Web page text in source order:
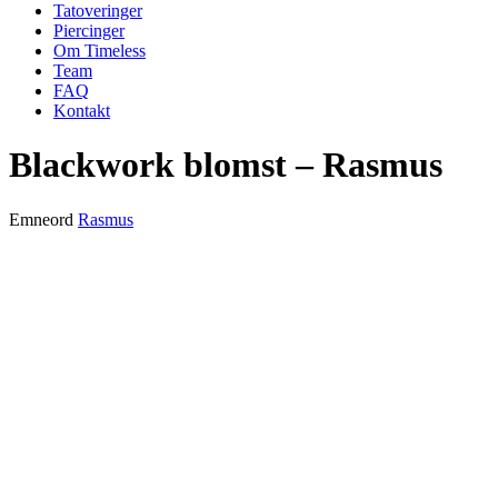
Tatoveringer
Piercinger
Om Timeless
Team
FAQ
Kontakt
Blackwork blomst – Rasmus
Emneord Rasmus